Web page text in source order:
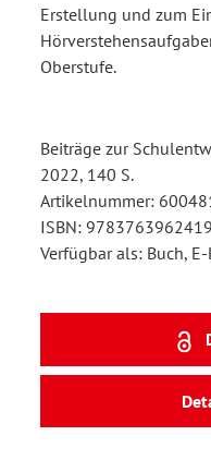
Erstellung und zum
Oberstufe.
Beiträge zur
2022, 140 S.
Artikelnummer:
ISBN: 9783763962419
Verfügbar als: Buch,